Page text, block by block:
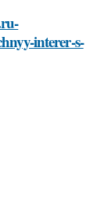
interer-s-